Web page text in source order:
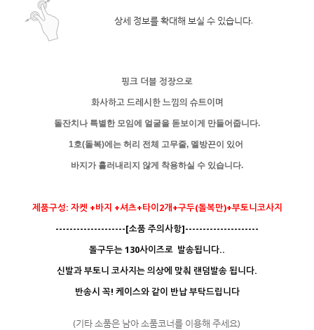
상세 정보를 확대해 보실 수 있습니다.
핑크 더블 정장으로
화사하고 드레시한 느낌의 슈트이며
돌잔치나 특별한 모임에 얼굴을 돋보이게 만들어줍니다.
1호(돌복)에는 허리 전체 고무줄, 멜방끈이 있어
바지가 흘러내리지 않게 착용하실 수 있습니다.
제품구성: 자켓 +바지 +셔츠+타이2개+구두(돌복만)+부토니코사지
--------------------[소품 주의사항]---------------------
돌구두는 130사이즈로 발송됩니다..
신발과 부토니 코사지는 의상에 맞춰 랜덤발송 됩니다.
반송시 꼭! 케이스와 같이 반납 부탁드립니다
(기타 소품은 남아 소품코너를 이용해 주세요)